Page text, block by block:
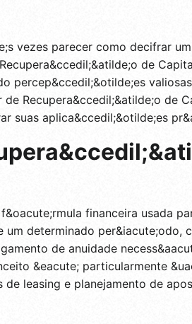
vezes parecer como decifrar
de
percep&ccedil;&otilde;es
Recupera&ccedil;&atilde;o de
suas aplica&ccedil;&otilde;es
financeira usada
determinado per&iacute;odo,
de anuidade
&eacute; particularmente
leasing e planejamento de